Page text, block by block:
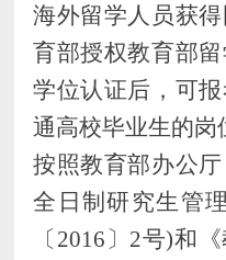
海外留学人员获
育部授权教育部
学位认证后，可
通高校毕业生的岗
按照教育部办公
全日制研究生管
〔2016〕2号)和